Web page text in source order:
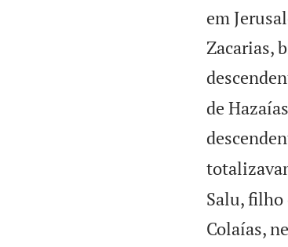
em
Zacarias,
de
Salu, filho
Colaías,